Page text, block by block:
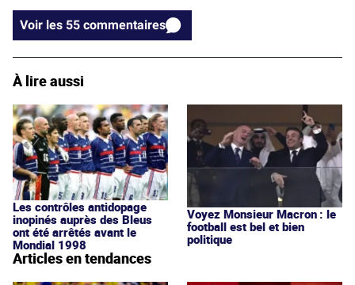
Voir les 55 commentaires
À lire aussi
Les contrôles antidopage
inopinés auprès des Bleus
ont été arrêtés avant le
Mondial 1998
Voyez Monsieur Macron : le
football est bel et bien
politique
Articles en tendances